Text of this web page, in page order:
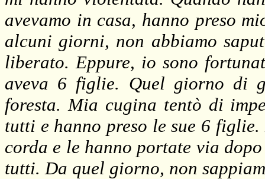
avevamo in casa, hanno preso
alcuni giorni, non abbiamo
liberato. Eppure, io sono
aveva 6 figlie. Quel giorno di
foresta. Mia cugina tentò di
tutti e hanno preso le sue 6
corda e le hanno portate via
tutti. Da quel giorno, non